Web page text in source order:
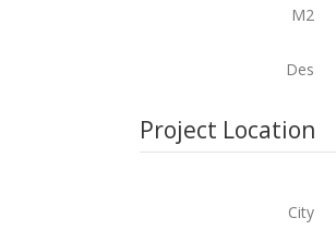
M2
Des
Project Location
City